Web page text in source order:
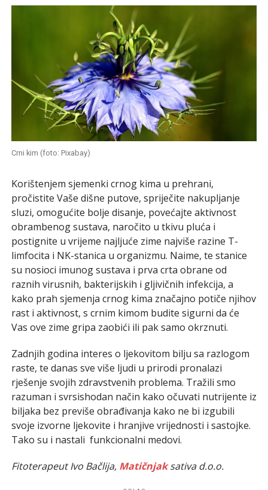
Crni kim (foto: Pixabay)
Korištenjem sjemenki crnog kima u prehrani,
pročistite Vaše dišne putove, spriječite nakupljanje
sluzi, omogućite bolje disanje, povećajte aktivnost
obrambenog sustava, naročito u tkivu pluća i
postignite u vrijeme najljuće zime najviše razine T-
limfocita i NK-stanica u organizmu. Naime, te stanice
su nosioci imunog sustava i prva crta obrane od
raznih virusnih, bakterijskih i gljivičnih infekcija, a
kako prah sjemenja crnog kima značajno potiče njihov
rast i aktivnost, s crnim kimom budite sigurni da će
Vas ove zime gripa zaobići ili pak samo okrznuti.
Zadnjih godina interes o ljekovitom bilju sa razlogom
raste, te danas sve više ljudi u prirodi pronalazi
rješenje svojih zdravstvenih problema. Tražili smo
razuman i svrsishodan način kako očuvati nutrijente iz
biljaka bez previše obrađivanja kako ne bi izgubili
svoje izvorne ljekovite i hranjive vrijednosti i sastojke.
Tako su i nastali funkcionalni medovi.
Fitoterapeut Ivo Bačlija, Matičnjaksativa d.o.o.